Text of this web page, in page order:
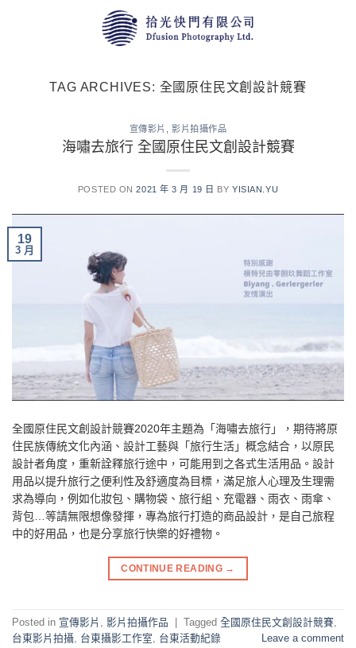
TAG ARCHIVES: 全國原住民文創設計競賽
宣傳影片 影片拍攝作品
海嘯去旅行 全國原住民文創設計競賽
POSTED ON2021 年 3 月 19 日 BYYISIAN.YU
19
3 月
全國原住民文創設計競賽2020年主題為「海嘯去旅行」，期待將原
住民族傳統文化內涵、設計工藝與「旅行生活」概念結合，以原民
設計者角度，重新詮釋旅行途中，可能用到之各式生活用品。設計
用品以提升旅行之便利性及舒適度為目標，滿足旅人心理及生理需
求為導向，例如化妝包、購物袋、旅行組、充電器、雨衣、雨傘、
背包…等請無限想像發揮，專為旅行打造的商品設計，是自己旅程
中的好用品，也是分享旅行快樂的好禮物。
CONTINUE READING →
Posted in 宣傳影片 , 影片拍攝作品 Tagged 全國原住民文創設計競賽,
台東影片拍攝, 台東攝影工作室, 台東活動紀錄 Leave a comment